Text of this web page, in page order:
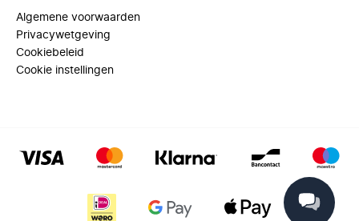
Algemene voorwaarden
Privacywetgeving
Cookiebeleid
Cookie instellingen